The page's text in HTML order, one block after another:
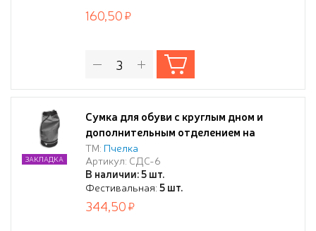
160,50
Сумка для обуви с круглым дном и
дополнительным отделением на
молнии, ткань 410/335 СЕРО-ЧЕРНАЯ)
ТМ: Пчелка
Артикул: СДС-6
В наличии: 5 шт.
Фестивальная:5 шт.
ЗАКЛАДКА
344,50